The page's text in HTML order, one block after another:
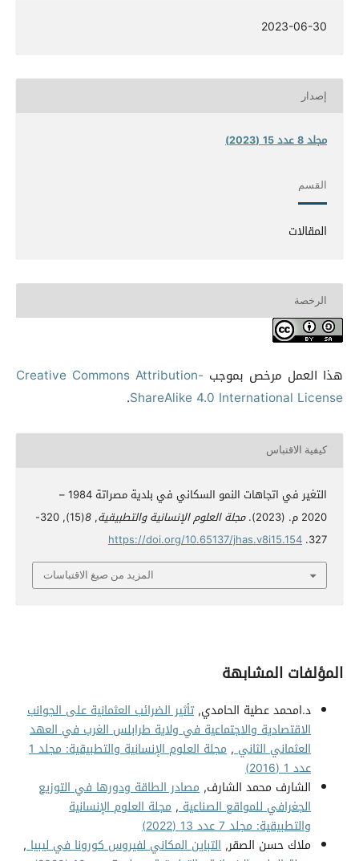
2023-06-30
إصدار
مجلد 8 عدد 15 (2023)
القسم
المقالات
الرخصة
هذا العمل مرخص بموجب Creative Commons Attribution-
ShareAlike 4.0 International License
.
كيفية الاقتباس
التغير في اتجاهات النمو السكاني في بلدية مصراتة 1984 –
2020 م. (2023).
مجلة العلوم الإنسانية والتطبيقية,
8
(15), 320-
327.
https://doi.org/10.65137/jhas.v8i15.154
المزيد من صيغ الاقتباسات
المؤلفات المشابهة
د.امحمد عطية الحامدي, تأثير الضرائب العثمانية على الجوانب
الاقتصادية والاجتماعية في ولاية طرابلس الغرب في العهد
العثماني الثاني,
مجلة العلوم الإنسانية والتطبيقية: مجلد 1
عدد 1 (2016)
الشارف محمد الشارف, مصادر الطاقة ودورها في التوزيع
الجغرافي للمواقع الصناعية, مجلة العلوم الإنسانية
والتطبيقية: مجلد 7 عدد 13 (2022)
ملاك حسن الصقر, التباين المكاني لفيروس كورونا في ليبيا,